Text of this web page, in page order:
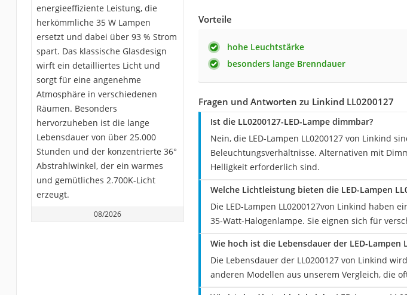
energieeffiziente Leistung, die
herkömmliche 35 W Lampen
ersetzt und dabei über 93 % Strom
spart. Das klassische Glasdesign
wirft ein detailliertes Licht und
sorgt für eine angenehme
Atmosphäre in verschiedenen
Räumen. Besonders
hervorzuheben ist die lange
Lebensdauer von über 25.000
Stunden und der konzentrierte 36°
Abstrahlwinkel, der ein warmes
und gemütliches 2.700K-Licht
erzeugt.
08/2026
Vorteile
hohe Leuchtstärke
besonders lange Brenndauer
Fragen und Antworten zu Linkind ‎LL0200127
Ist die LL0200127-LED-Lampe dimmbar?
Nein, die LED-Lampen LL0200127 von Linkind
Beleuchtungsverhältnisse. Alternativen mit
Helligkeit erforderlich sind.
Welche Lichtleistung bieten die LED-Lampen
Die LED-Lampen LL0200127von Linkind haben
35-Watt-Halogenlampe. Sie eignen sich für
Wie hoch ist die Lebensdauer der LED-Lampen
Die Lebensdauer der LL0200127 von Linkind
anderen Modellen aus unserem Vergleich, die